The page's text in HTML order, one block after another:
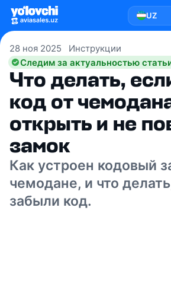
UZ
28 ноя 2025
Инструкции
Следим за актуальностью
Что делать,
код от
открыть и не
замок
Как устроен кодовый
чемодане, и что
забыли код.